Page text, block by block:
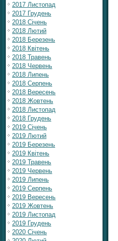
2017 Листопад
2017 Грудень
2018 Січень
2018 Лютий
2018 Березень
2018 Квітень
2018 Травень
2018 Червень
2018 Липень
2018 Серпень
2018 Вересень
2018 Жовтень
2018 Листопад
2018 Грудень
2019 Січень
2019 Лютий
2019 Березень
2019 Квітень
2019 Травень
2019 Червень
2019 Липень
2019 Серпень
2019 Вересень
2019 Жовтень
2019 Листопад
2019 Грудень
2020 Січень